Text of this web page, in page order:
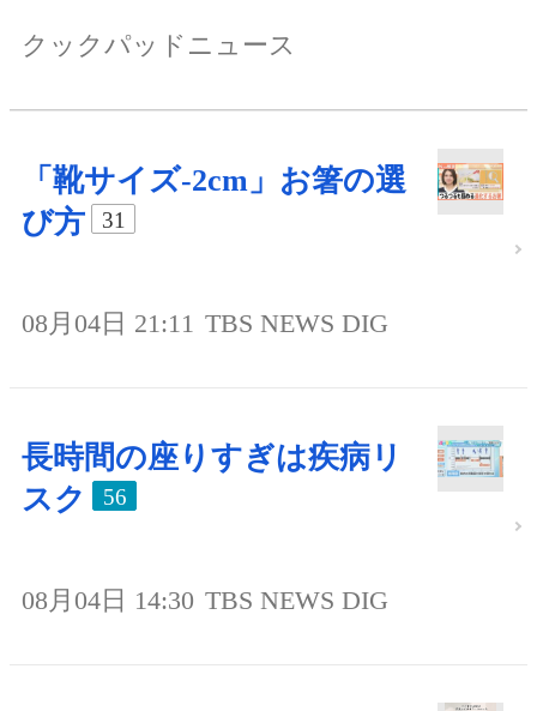
クックパッドニュース
「靴サイズ-2cm」お箸の選
び方
31
08月04日 21:11 TBS NEWS DIG
長時間の座りすぎは疾病リ
スク
56
08月04日 14:30 TBS NEWS DIG